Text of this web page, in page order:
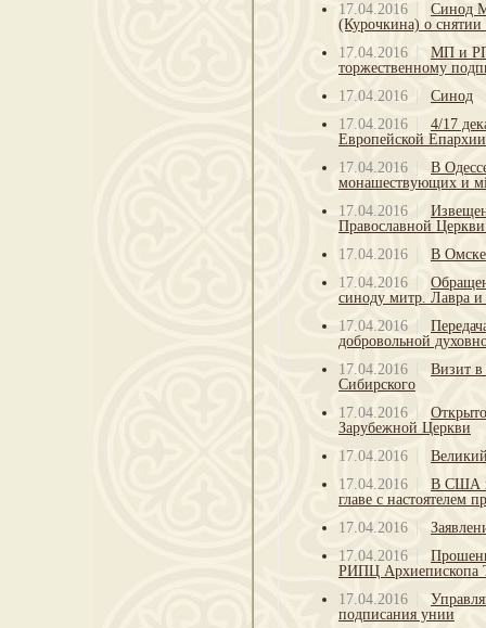
17.04.2016
Синод
(Курочкина) о
17.04.2016
МП и
торжественному
17.04.2016
Синод
17.04.2016
4/17
Европейской Епархии
17.04.2016
В
монашествующих и
17.04.2016
Православной
17.04.2016
В Омске
17.04.2016
синоду митр. Лавра и
17.04.2016
добровольной
17.04.2016
Визит
Сибирского
17.04.2016
Зарубежной Церкви
17.04.2016
17.04.2016
В США
главе с настоятелем
17.04.2016
17.04.2016
РИПЦ Архиепископа
17.04.2016
подписания унии